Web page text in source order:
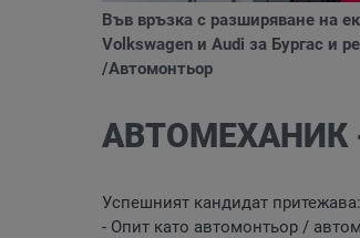
Във връзка с разширяване на
Volkswagen и Audi за Бургас и
/Автомонтьор
АВТОМЕХАНИК
Успешният кандидат притежава:
- Опит като автомонтьор /